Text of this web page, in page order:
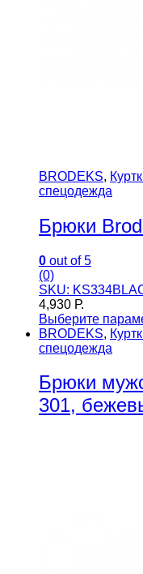
BRODEKS,
спецодежда
Брюки
0 out of 5
(0)
SKU:
4,930 Р.
Выберите
BRODEKS,
спецодежда
Брюки
301,